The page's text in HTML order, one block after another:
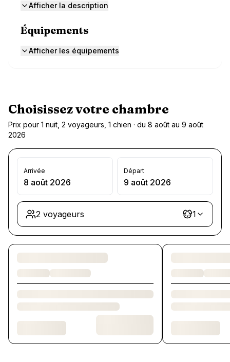
Afficher la description
Équipements
Afficher les équipements
Choisissez votre chambre
Prix pour 1 nuit, 2 voyageurs, 1 chien · du 8 août au 9 août
2026
Arrivée
8 août 2026
Départ
9 août 2026
2 voyageurs 1
Chargement des chambres et des formules…